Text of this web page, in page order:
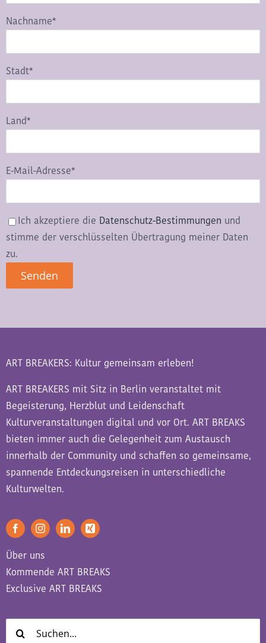
Nachname*
Stadt*
Land*
E-Mail-Adresse*
Ich akzeptiere die Datenschutz-Bestimmungen und
stimme der verschlüsselten Übertragung meiner Daten
zu.
ART BREAKERS: Kultur gemeinsam erleben!
ART BREAKERS mit Sitz in Berlin veranstaltet mit
Begeisterung, Herzblut und Leidenschaft
Kulturveranstaltungen digital und vor Ort. ART BREAKS
bieten immer auch die Gelegenheit zum Austausch
innerhalb der Community und schaffen so gemeinsame,
spannende Entdeckungsreisen in unterschiedliche
Kulturwelten.
Über uns
Kommende ART BREAKS
Exclusive ART BREAKS
Suche